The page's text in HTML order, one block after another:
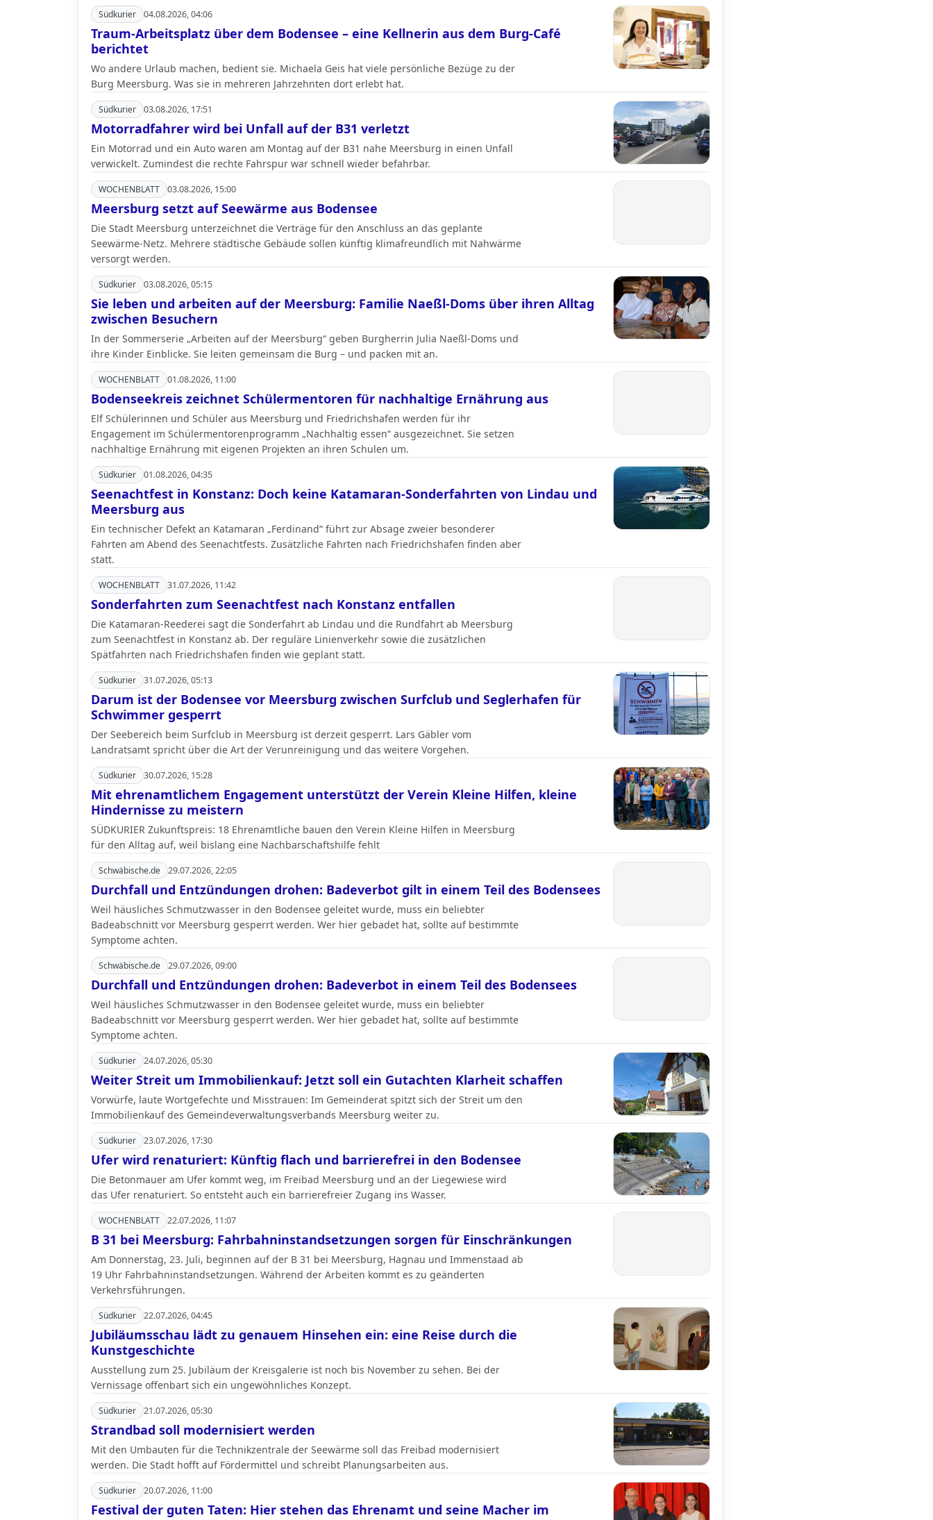
Südkurier 04.08.2026, 04:06
Traum-Arbeitsplatz über dem Bodensee – eine Kellnerin aus dem Burg-Café
berichtet
Wo andere Urlaub machen, bedient sie. Michaela Geis hat viele persönliche Bezüge zu der
Burg Meersburg. Was sie in mehreren Jahrzehnten dort erlebt hat.
Südkurier 03.08.2026, 17:51
Motorradfahrer wird bei Unfall auf der B31 verletzt
Ein Motorrad und ein Auto waren am Montag auf der B31 nahe Meersburg in einen Unfall
verwickelt. Zumindest die rechte Fahrspur war schnell wieder befahrbar.
WOCHENBLATT 03.08.2026, 15:00
Meersburg setzt auf Seewärme aus Bodensee
Die Stadt Meersburg unterzeichnet die Verträge für den Anschluss an das geplante
Seewärme-Netz. Mehrere städtische Gebäude sollen künftig klimafreundlich mit Nahwärme
versorgt werden.
Südkurier 03.08.2026, 05:15
Sie leben und arbeiten auf der Meersburg: Familie Naeßl-Doms über ihren Alltag
zwischen Besuchern
In der Sommerserie „Arbeiten auf der Meersburg“ geben Burgherrin Julia Naeßl-Doms und
ihre Kinder Einblicke. Sie leiten gemeinsam die Burg – und packen mit an.
WOCHENBLATT 01.08.2026, 11:00
Bodenseekreis zeichnet Schülermentoren für nachhaltige Ernährung aus
Elf Schülerinnen und Schüler aus Meersburg und Friedrichshafen werden für ihr
Engagement im Schülermentorenprogramm „Nachhaltig essen“ ausgezeichnet. Sie setzen
nachhaltige Ernährung mit eigenen Projekten an ihren Schulen um.
Südkurier 01.08.2026, 04:35
Seenachtfest in Konstanz: Doch keine Katamaran-Sonderfahrten von Lindau und
Meersburg aus
Ein technischer Defekt an Katamaran „Ferdinand“ führt zur Absage zweier besonderer
Fahrten am Abend des Seenachtfests. Zusätzliche Fahrten nach Friedrichshafen finden aber
statt.
WOCHENBLATT 31.07.2026, 11:42
Sonderfahrten zum Seenachtfest nach Konstanz entfallen
Die Katamaran-Reederei sagt die Sonderfahrt ab Lindau und die Rundfahrt ab Meersburg
zum Seenachtfest in Konstanz ab. Der reguläre Linienverkehr sowie die zusätzlichen
Spätfahrten nach Friedrichshafen finden wie geplant statt.
Südkurier 31.07.2026, 05:13
Darum ist der Bodensee vor Meersburg zwischen Surfclub und Seglerhafen für
Schwimmer gesperrt
Der Seebereich beim Surfclub in Meersburg ist derzeit gesperrt. Lars Gäbler vom
Landratsamt spricht über die Art der Verunreinigung und das weitere Vorgehen.
Südkurier 30.07.2026, 15:28
Mit ehrenamtlichem Engagement unterstützt der Verein Kleine Hilfen, kleine
Hindernisse zu meistern
SÜDKURIER Zukunftspreis: 18 Ehrenamtliche bauen den Verein Kleine Hilfen in Meersburg
für den Alltag auf, weil bislang eine Nachbarschaftshilfe fehlt
Schwäbische.de 29.07.2026, 22:05
Durchfall und Entzündungen drohen: Badeverbot gilt in einem Teil des Bodensees
Weil häusliches Schmutzwasser in den Bodensee geleitet wurde, muss ein beliebter
Badeabschnitt vor Meersburg gesperrt werden. Wer hier gebadet hat, sollte auf bestimmte
Symptome achten.
Schwäbische.de 29.07.2026, 09:00
Durchfall und Entzündungen drohen: Badeverbot in einem Teil des Bodensees
Weil häusliches Schmutzwasser in den Bodensee geleitet wurde, muss ein beliebter
Badeabschnitt vor Meersburg gesperrt werden. Wer hier gebadet hat, sollte auf bestimmte
Symptome achten.
Südkurier 24.07.2026, 05:30
Weiter Streit um Immobilienkauf: Jetzt soll ein Gutachten Klarheit schaffen
Vorwürfe, laute Wortgefechte und Misstrauen: Im Gemeinderat spitzt sich der Streit um den
Immobilienkauf des Gemeindeverwaltungsverbands Meersburg weiter zu.
Südkurier 23.07.2026, 17:30
Ufer wird renaturiert: Künftig flach und barrierefrei in den Bodensee
Die Betonmauer am Ufer kommt weg, im Freibad Meersburg und an der Liegewiese wird
das Ufer renaturiert. So entsteht auch ein barrierefreier Zugang ins Wasser.
WOCHENBLATT 22.07.2026, 11:07
B 31 bei Meersburg: Fahrbahninstandsetzungen sorgen für Einschränkungen
Am Donnerstag, 23. Juli, beginnen auf der B 31 bei Meersburg, Hagnau und Immenstaad ab
19 Uhr Fahrbahninstandsetzungen. Während der Arbeiten kommt es zu geänderten
Verkehrsführungen.
Südkurier 22.07.2026, 04:45
Jubiläumsschau lädt zu genauem Hinsehen ein: eine Reise durch die
Kunstgeschichte
Ausstellung zum 25. Jubiläum der Kreisgalerie ist noch bis November zu sehen. Bei der
Vernissage offenbart sich ein ungewöhnliches Konzept.
Südkurier 21.07.2026, 05:30
Strandbad soll modernisiert werden
Mit den Umbauten für die Technikzentrale der Seewärme soll das Freibad modernisiert
werden. Die Stadt hofft auf Fördermittel und schreibt Planungsarbeiten aus.
Südkurier 20.07.2026, 11:00
Festival der guten Taten: Hier stehen das Ehrenamt und seine Macher im